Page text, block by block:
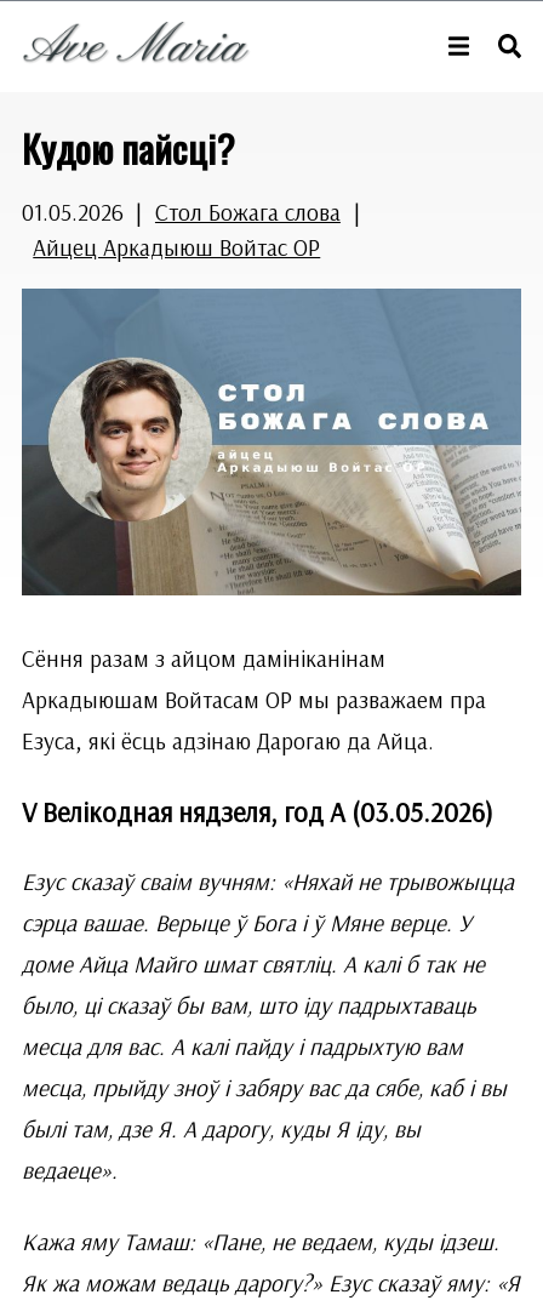
Кудою пайсці?
01.05.2026 | Стол Божага слова |
Айцец Аркадыюш Войтас ОР
Сёння разам з айцом дамініканінам
Аркадыюшам Войтасам ОР мы разважаем пра
Езуса, які ёсць адзінаю Дарогаю да Айца.
V Велікодная нядзеля, год А (03.05.2026)
Езус сказаў сваім вучням: «Няхай не трывожыцца
сэрца вашае. Верыце ў Бога і ў Мяне верце. У
доме Айца Майго шмат святліц. А калі б так не
было, ці сказаў бы вам, што іду падрыхтаваць
месца для вас. А калі пайду і падрыхтую вам
месца, прыйду зноў і забяру вас да сябе, каб і вы
былі там, дзе Я. А дарогу, куды Я іду, вы
ведаеце».
Кажа яму Тамаш: «Пане, не ведаем, куды ідзеш.
Як жа можам ведаць дарогу?» Езус сказаў яму: «Я